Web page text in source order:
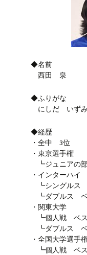
◆名前
西田 泉
◆ふりがな
にしだ いずみ
◆経歴
・全中 3位
・東京選手権
┗ジュニアの
・インターハイ
┗シングルス
┗ダブルス ベ
・関東大学
┗個人戦 ベス
┗ダブルス ベ
・全国大学選手
┗個人戦 ベス